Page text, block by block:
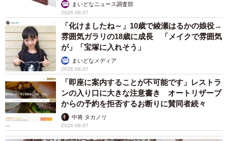
まいどなニュース調査部
2026.08.07
「化けましたね～」10歳で綾瀬はるかの娘役→
雰囲気ガラリの18歳に成長 「メイクで雰囲気
が」「宝塚に入れそう」
まいどなメディア
2026.08.07
「即座に案内することが不可能です」レストラ
ンの入り口に大きな注意書き オートリザーブ
からの予約を拒否するお断りに賛同者続々
中将 タカノリ
2026.08.07